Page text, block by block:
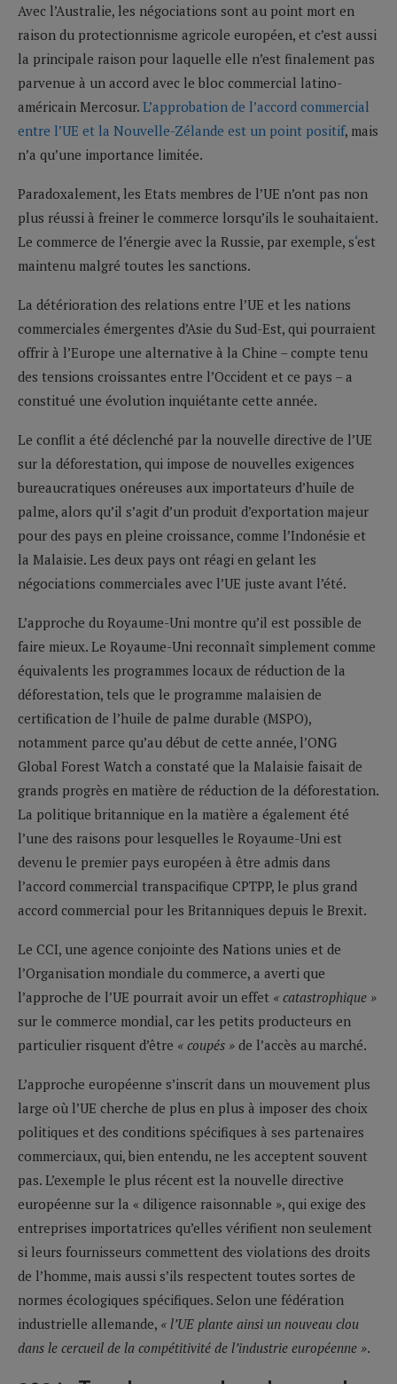
Avec l’Australie, les négociations sont au point mort en
raison du protectionnisme agricole européen, et c’est aussi
la principale raison pour laquelle elle n’est finalement pas
parvenue à un accord avec le bloc commercial latino-
américain Mercosur. L’approbation de l’accord commercial
entre l’UE et la Nouvelle-Zélande est un point positif, mais
n’a qu’une importance limitée.
Paradoxalement, les Etats membres de l’UE n’ont pas non
plus réussi à freiner le commerce lorsqu’ils le souhaitaient.
Le commerce de l’énergie avec la Russie, par exemple, s‘est
maintenu malgré toutes les sanctions.
La détérioration des relations entre l’UE et les nations
commerciales émergentes d’Asie du Sud-Est, qui pourraient
offrir à l’Europe une alternative à la Chine – compte tenu
des tensions croissantes entre l’Occident et ce pays – a
constitué une évolution inquiétante cette année.
Le conflit a été déclenché par la nouvelle directive de l’UE
sur la déforestation, qui impose de nouvelles exigences
bureaucratiques onéreuses aux importateurs d’huile de
palme, alors qu’il s’agit d’un produit d’exportation majeur
pour des pays en pleine croissance, comme l’Indonésie et
la Malaisie. Les deux pays ont réagi en gelant les
négociations commerciales avec l’UE juste avant l’été.
L’approche du Royaume-Uni montre qu’il est possible de
faire mieux. Le Royaume-Uni reconnaît simplement comme
équivalents les programmes locaux de réduction de la
déforestation, tels que le programme malaisien de
certification de l’huile de palme durable (MSPO),
notamment parce qu’au début de cette année, l’ONG
Global Forest Watch a constaté que la Malaisie faisait de
grands progrès en matière de réduction de la déforestation.
La politique britannique en la matière a également été
l’une des raisons pour lesquelles le Royaume-Uni est
devenu le premier pays européen à être admis dans
l’accord commercial transpacifique CPTPP, le plus grand
accord commercial pour les Britanniques depuis le Brexit.
Le CCI, une agence conjointe des Nations unies et de
l’Organisation mondiale du commerce, a averti que
l’approche de l’UE pourrait avoir un effet « catastrophique »
sur le commerce mondial, car les petits producteurs en
particulier risquent d’être « coupés » de l’accès au marché.
L’approche européenne s’inscrit dans un mouvement plus
large où l’UE cherche de plus en plus à imposer des choix
politiques et des conditions spécifiques à ses partenaires
commerciaux, qui, bien entendu, ne les acceptent souvent
pas. L’exemple le plus récent est la nouvelle directive
européenne sur la « diligence raisonnable », qui exige des
entreprises importatrices qu’elles vérifient non seulement
si leurs fournisseurs commettent des violations des droits
de l’homme, mais aussi s’ils respectent toutes sortes de
normes écologiques spécifiques. Selon une fédération
industrielle allemande, « l’UE plante ainsi un nouveau clou
dans le cercueil de la compétitivité de l’industrie européenne ».